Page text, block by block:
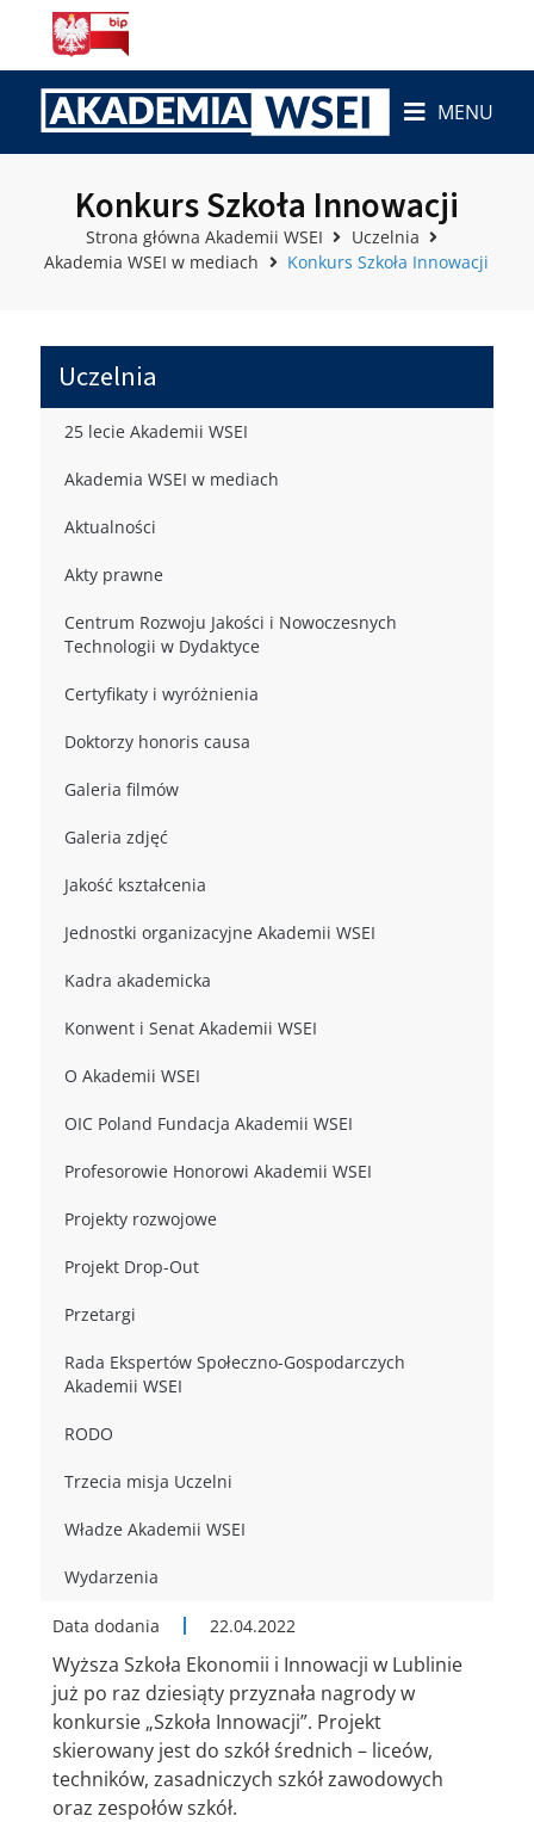
MENU
Konkurs Szkoła Innowacji
Strona główna Akademii WSEI
Uczelnia
Akademia WSEI w mediach
Konkurs Szkoła Innowacji
Uczelnia
25 lecie Akademii WSEI
Akademia WSEI w mediach
Aktualności
Akty prawne
Centrum Rozwoju Jakości i Nowoczesnych
Technologii w Dydaktyce
Certyfikaty i wyróżnienia
Doktorzy honoris causa
Galeria filmów
Galeria zdjęć
Jakość kształcenia
Jednostki organizacyjne Akademii WSEI
Kadra akademicka
Konwent i Senat Akademii WSEI
O Akademii WSEI
OIC Poland Fundacja Akademii WSEI
Profesorowie Honorowi Akademii WSEI
Projekty rozwojowe
Projekt Drop-Out
Przetargi
Rada Ekspertów Społeczno-Gospodarczych
Akademii WSEI
RODO
Trzecia misja Uczelni
Władze Akademii WSEI
Wydarzenia
Data dodania 22.04.2022
Wyższa Szkoła Ekonomii i Innowacji w Lublinie
już po raz dziesiąty przyznała nagrody w
konkursie „Szkoła Innowacji”. Projekt
skierowany jest do szkół średnich – liceów,
techników, zasadniczych szkół zawodowych
oraz zespołów szkół.